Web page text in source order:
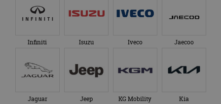
Infiniti Isuzu Iveco Jaecoo
Jaguar Jeep KG Mobility Kia